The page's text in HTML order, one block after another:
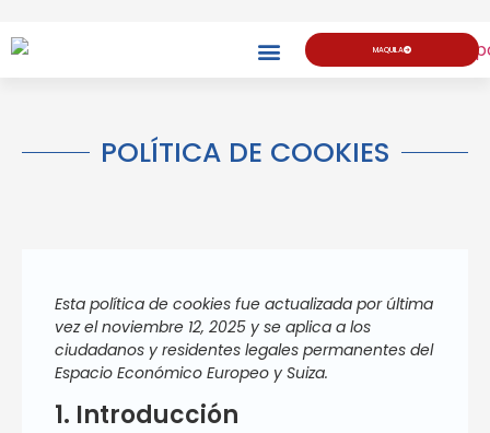
MAQUILA
POLÍTICA DE COOKIES
Esta política de cookies fue actualizada por última
vez el noviembre 12, 2025 y se aplica a los
ciudadanos y residentes legales permanentes del
Espacio Económico Europeo y Suiza.
1. Introducción